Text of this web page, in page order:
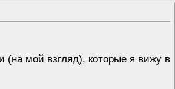
(на мой взгляд), которые я вижу в